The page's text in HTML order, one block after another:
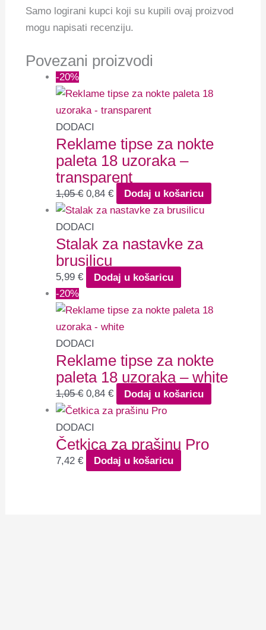
Samo logirani kupci koji su kupili ovaj proizvod
mogu napisati recenziju.
Povezani proizvodi
-20%
DODACI
Reklame tipse za nokte
paleta 18 uzoraka –
transparent
1,05€ 0,84€ Dodaj u košaricu
DODACI
Stalak za nastavke za
brusilicu
5,99€
Dodaj u košaricu
-20%
DODACI
Reklame tipse za nokte
paleta 18 uzoraka – white
1,05€ 0,84€ Dodaj u košaricu
DODACI
Četkica za prašinu Pro
7,42€ Dodaj u košaricu